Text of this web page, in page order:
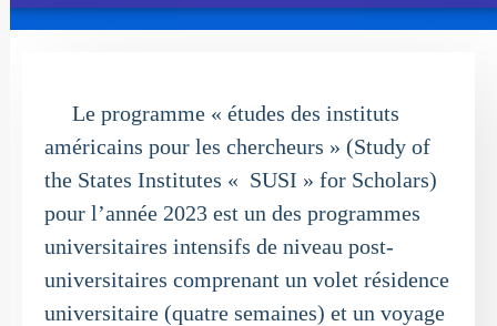
Le programme « études des instituts
américains pour les chercheurs » (Study of
the States Institutes « SUSI » for Scholars)
pour l’année 2023 est un des programmes
universitaires intensifs de niveau post-
universitaires comprenant un volet résidence
universitaire (quatre semaines) et un voyage